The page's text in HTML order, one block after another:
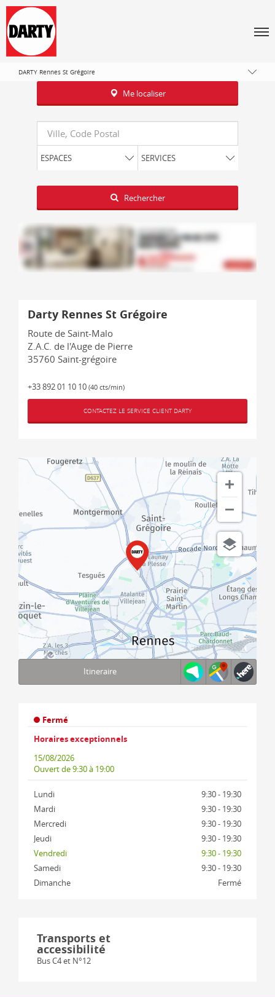
Ille-et-Vilaine
Saint-Grégoire
DARTY Rennes St Grégoire
Me localiser
Requête
ESPACES SERVICES
Latitude
Longitude
Rechercher
Darty Rennes St Grégoire
Route de Saint-Malo
Z.A.C. de l'Auge de Pierre
35760 Saint-grégoire
+33 892 01 10 10 (40 cts/min)
CONTACTEZ LE SERVICE CLIENT DARTY
© 1987–2026 HERE, IGN
Itineraire
Fermé
Horaires exceptionnels
15/08/2026
Ouvertde 9:30 à 19:00
Lundi
9:30 - 19:30
Mardi
9:30 - 19:30
Mercredi
9:30 - 19:30
Jeudi
9:30 - 19:30
Vendredi
9:30 - 19:30
Samedi
9:30 - 19:30
Dimanche
Fermé
Transports et
accessibilité
Bus C4 et N°12